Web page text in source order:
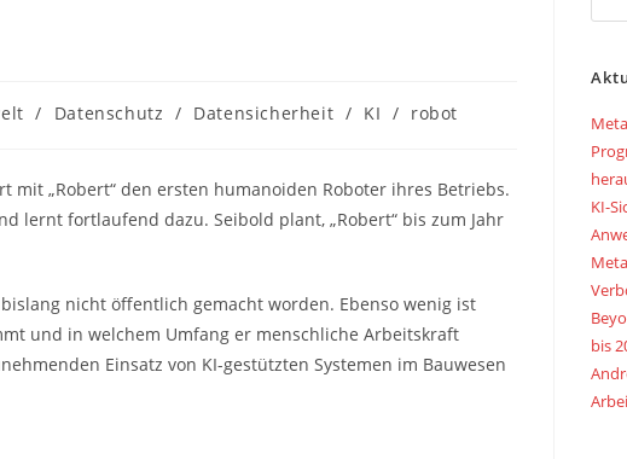
/ Datenschutz / Datensicherheit / KI / robot
mit „Robert“ den ersten humanoiden Roboter ihres Betriebs.
lernt fortlaufend dazu. Seibold plant, „Robert“ bis zum Jahr
nicht öffentlich gemacht worden. Ebenso wenig ist
und in welchem Umfang er menschliche Arbeitskraft
Einsatz von KI-gestützten Systemen im Bauwesen
KI-
bis